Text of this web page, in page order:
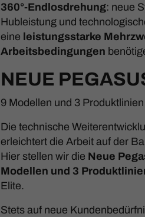
360°-Endlosdrehung: neue
Hubleistung und
eine leistungsstarke
Arbeitsbedingungen
NEUE
9 Modellen und 3
Die technische
erleichtert die Arbeit auf der
Hier stellen wir die Neue
Modellen und 3
Elite.
Stets auf neue